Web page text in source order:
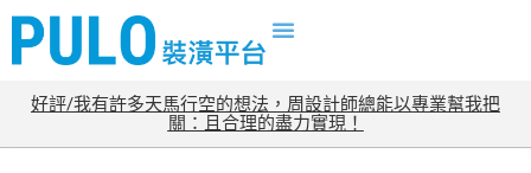
好評/我有許多天馬行空的想法，周設計師總能以專業幫我把
關：且合理的盡力實現！